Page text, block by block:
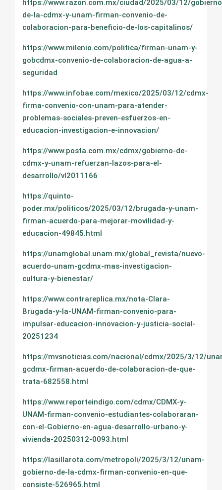
https://www.razon.com.mx/ciudad/2025/03/12/
de-la-cdmx-y-unam-firman-convenio-de-
colaboracion-para-beneficio-de-los-capitalinos/
https://www.milenio.com/politica/firman-unam-y-
gobcdmx-convenio-de-colaboracion-de-agua-a-
seguridad
https://www.infobae.com/mexico/2025/03/12/cdmx-
firma-convenio-con-unam-para-atender-
problemas-sociales-preven-esfuerzos-en-
educacion-investigacion-e-innovacion/
https://www.posta.com.mx/cdmx/gobierno-de-
cdmx-y-unam-refuerzan-lazos-para-el-
desarrollo/vl2011166
https://quinto-
poder.mx/politicos/2025/03/12/brugada-y-unam-
firman-acuerdo-para-mejorar-movilidad-y-
educacion-49845.html
https://unamglobal.unam.mx/global_revista/nuevo-
acuerdo-unam-gcdmx-mas-investigacion-
cultura-y-bienestar/
https://www.contrareplica.mx/nota-Clara-
Brugada-y-la-UNAM-firman-convenio-para-
impulsar-educacion-innovacion-y-justicia-social-
20251234
https://mvsnoticias.com/nacional/cdmx/2025/3/12/
gcdmx-firman-acuerdo-de-colaboracion-de-que-
trata-682558.html
https://www.reporteindigo.com/cdmx/CDMX-y-
UNAM-firman-convenio-estudiantes-colaboraran-
con-el-Gobierno-en-agua-desarrollo-urbano-y-
vivienda-20250312-0093.html
https://lasillarota.com/metropoli/2025/3/12/unam-
gobierno-de-la-cdmx-firman-convenio-en-que-
consiste-526965.html